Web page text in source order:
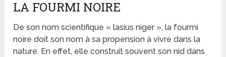
LA FOURMI NOIRE
De son nom scientifique « lasius niger », la fourmi
noire doit son nom à sa propension à vivre dans la
nature. En effet, elle construit souvent son nid dans